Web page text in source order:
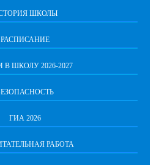
ШКОЛЫ
РАСПИСАНИЕ
В ШКОЛУ 2026-2027
ГИА 2026
РАБОТА